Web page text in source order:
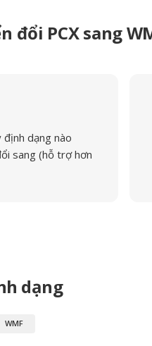
đổi PCX sang
định dạng nào
sang (hỗ trợ hơn
dạng
WMF